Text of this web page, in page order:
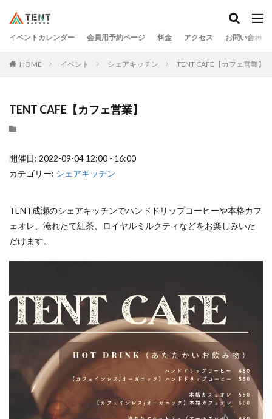
イベントカレンダー 会員用予約ページ 料金 アクセス お問い合わせ
HOME イベント シェアキッチン TENT CAFE【カフェ営業】
TENT CAFE【カフェ営業】
開催日: 2022-09-04 12:00 - 16:00
カテゴリー: シェアキッチン
TENT成瀬のシェアキッチンでハンドドリップコーヒーや本格カフ
ェオレ、淹れたて紅茶、ロイヤルミルクティなどをお楽しみいた
だけます。